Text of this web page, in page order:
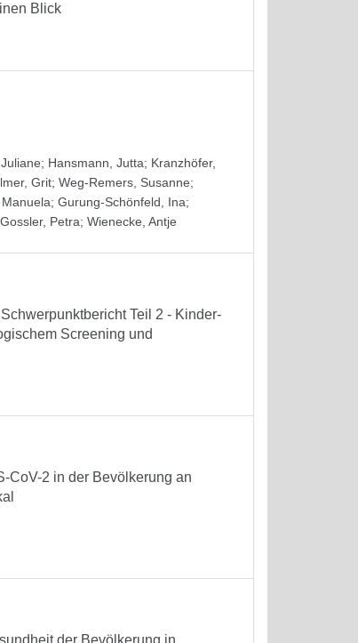
Blick
; Hansmann, Jutta; Kranzhöfer,
Grit; Weg-Remers, Susanne;
; Gurung-Schönfeld, Ina;
Petra; Wienecke, Antje
Teil 2 - Kinder-
Screening und
CoV-2 in der Bevölkerung an
der Bevölkerung in